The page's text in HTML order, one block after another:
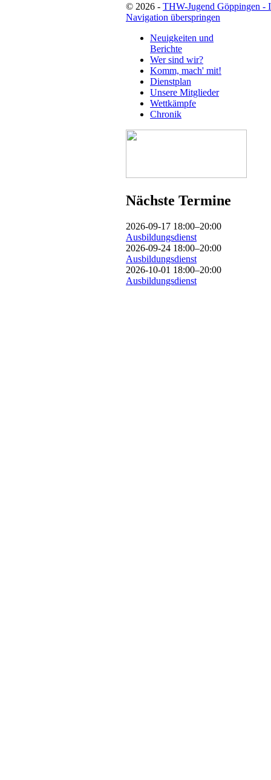
© 2026 - THW-Jugend Göppingen -
Navigation überspringen
Neuigkeiten und
Berichte
Wer sind wir?
Komm, mach' mit!
Dienstplan
Unsere Mitglieder
Wettkämpfe
Chronik
Nächste Termine
2026-09-17 18:00–20:00
Ausbildungsdienst
2026-09-24 18:00–20:00
Ausbildungsdienst
2026-10-01 18:00–20:00
Ausbildungsdienst